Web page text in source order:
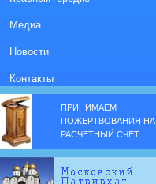
Медиа
Новости
Контакты
ПРИНИМАЕМ
ПОЖЕРТВОВАНИЯ НА
РАСЧЕТНЫЙ СЧЕТ